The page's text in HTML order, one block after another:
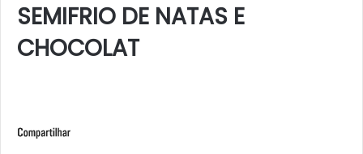
SEMIFRIO DE NATAS E
CHOCOLAT